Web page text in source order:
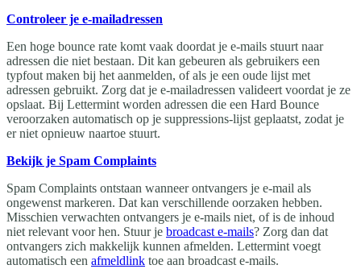
Controleer je e-mailadressen
Een hoge bounce rate komt vaak doordat je e-mails stuurt naar
adressen die niet bestaan. Dit kan gebeuren als gebruikers een
typfout maken bij het aanmelden, of als je een oude lijst met
adressen gebruikt. Zorg dat je e-mailadressen valideert voordat je ze
opslaat. Bij Lettermint worden adressen die een Hard Bounce
veroorzaken automatisch op je suppressions-lijst geplaatst, zodat je
er niet opnieuw naartoe stuurt.
Bekijk je Spam Complaints
Spam Complaints ontstaan wanneer ontvangers je e-mail als
ongewenst markeren. Dat kan verschillende oorzaken hebben.
Misschien verwachten ontvangers je e-mails niet, of is de inhoud
niet relevant voor hen. Stuur je broadcast e-mails? Zorg dan dat
ontvangers zich makkelijk kunnen afmelden. Lettermint voegt
automatisch een afmeldlink toe aan broadcast e-mails.